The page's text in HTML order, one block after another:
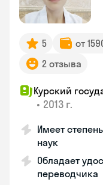
5 от
2 отзыва
Курский
• 2013 г.
Имеет
наук
Обладает
переводчика